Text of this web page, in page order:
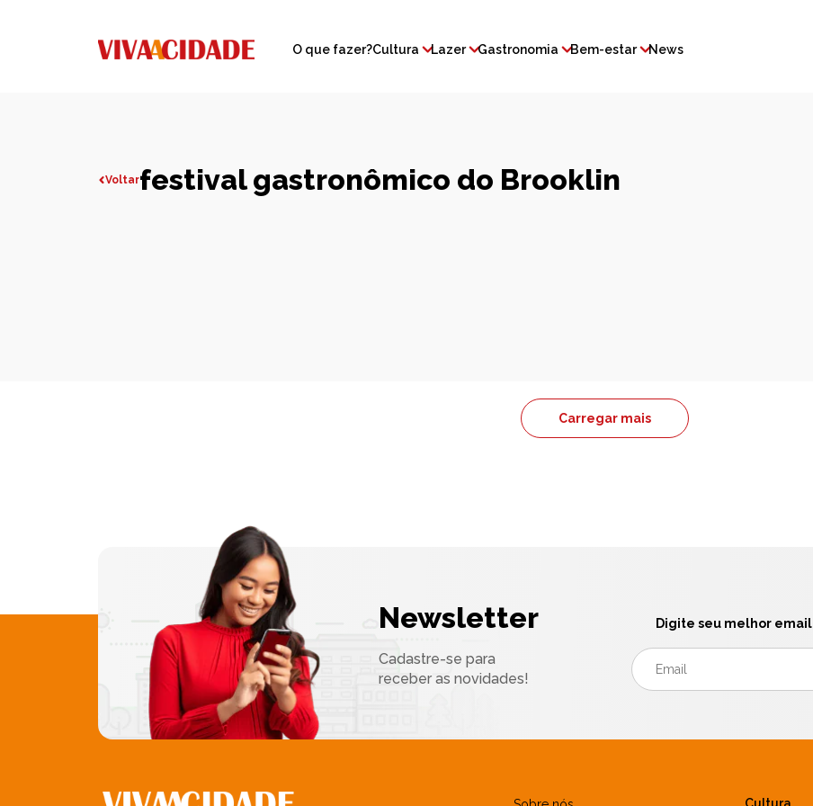
O que fazer?Cultura Lazer Gastronomia Bem-estar News
Voltarfestival gastronômico do Brooklin
Carregar mais
Newsletter
Cadastre-se para
receber as novidades!
Digite seu melhor email